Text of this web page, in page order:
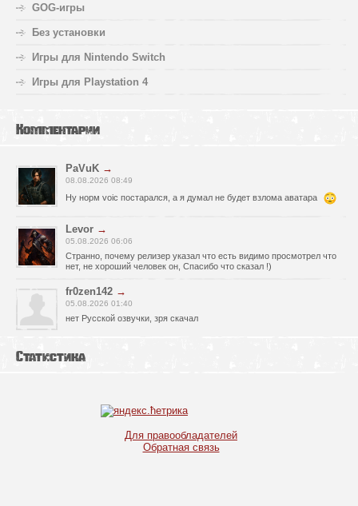
GOG-игры
Без установки
Игры для Nintendo Switch
Игры для Playstation 4
Комментарии
PaVuK →
08.08.2026 08:49
Ну норм voic постарался, а я думал не будет взлома аватара
Levor →
05.08.2026 06:06
Странно, почему релизер указал что есть видимо просмотрел что
нет, не хороший человек он, Спасибо что сказал !)
fr0zen142 →
05.08.2026 01:40
нет Русской озвучки, зря скачал
serg67
02.08.2026 17:03
glbvoyea5806
01.08.2026 10:03
Статистика
Для правообладателей
Обратная связь